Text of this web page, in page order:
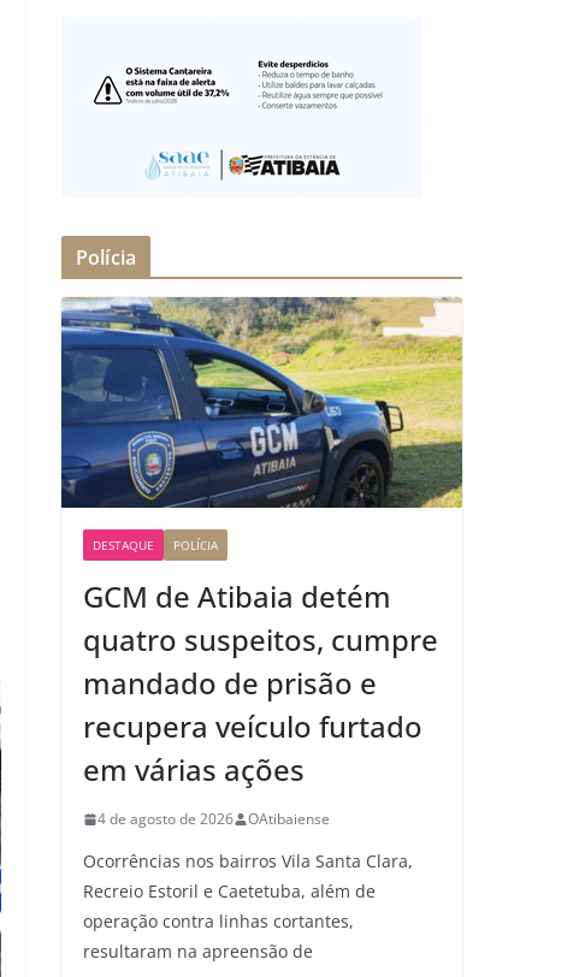
Polícia
DESTAQUE POLÍCIA
GCM de Atibaia detém
quatro suspeitos, cumpre
mandado de prisão e
recupera veículo furtado
em várias ações
4 de agosto de 2026 OAtibaiense
Ocorrências nos bairros Vila Santa Clara,
Recreio Estoril e Caetetuba, além de
operação contra linhas cortantes,
resultaram na apreensão de